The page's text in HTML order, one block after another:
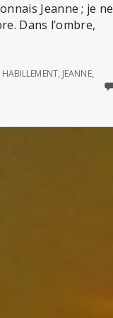
Jeanne ; je ne
Dans l’ombre,
HABILLEMENT, JEANNE,